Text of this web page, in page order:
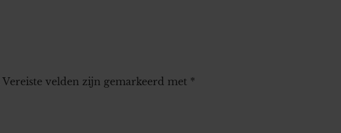
Vereiste velden zijn gemarkeerd met *